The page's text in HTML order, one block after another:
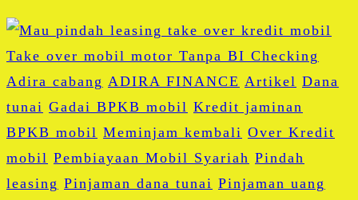
Adira cabang ADIRA FINANCE Artikel Dana
tunai Gadai BPKB mobil Kredit jaminan
BPKB mobil Meminjam kembali Over Kredit
mobil Pembiayaan Mobil Syariah Pindah
leasing Pinjaman dana tunai Pinjaman uang